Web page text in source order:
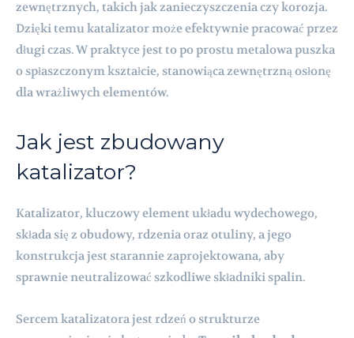
zewnętrznych, takich jak zanieczyszczenia czy korozja.
Dzięki temu katalizator może efektywnie pracować przez
długi czas. W praktyce jest to po prostu metalowa puszka
o spłaszczonym kształcie, stanowiąca zewnętrzną osłonę
dla wrażliwych elementów.
Jak jest zbudowany
katalizator?
Katalizator, kluczowy element układu wydechowego,
składa się z obudowy, rdzenia oraz otuliny, a jego
konstrukcja jest starannie zaprojektowana, aby
sprawnie neutralizować szkodliwe składniki spalin.
Sercem katalizatora jest rdzeń o strukturze